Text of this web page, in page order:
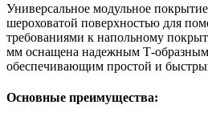
Универсальное модульное
шероховатой поверхностью для
требованиями к напольному
мм оснащена надежным Т-
обеспечивающим простой и
Основные преимущества: